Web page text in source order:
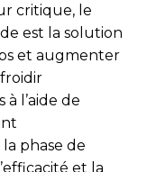
critique, le
est la solution
et augmenter
l’aide de
phase de
et la